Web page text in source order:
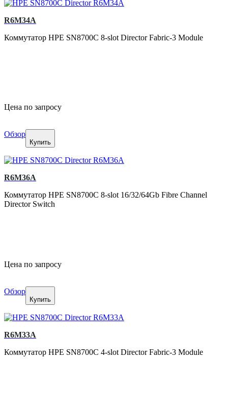
R6M34A
Коммутатор HPE SN8700C 8-slot Director Fabric-3 Module
Цена по запросу
Обзор
Купить
R6M36A
Коммутатор HPE SN8700C 8-slot 16/32/64Gb Fibre Channel
Director Switch
Цена по запросу
Обзор
Купить
R6M33A
Коммутатор HPE SN8700C 4-slot Director Fabric-3 Module